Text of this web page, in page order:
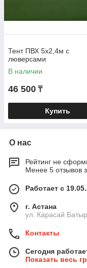
Тент ПВХ 5х2,4м с
люверсами
В наличии
46 500 ₸
Купить
О нас
Рейтинг не
Менее 5 отзывов
Работает с
г. Астана
ул. Карасай
Контакты
Сегодня
Показать весь